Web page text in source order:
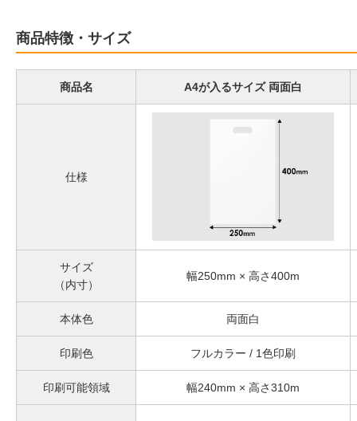
商品特徴・サイズ
商品名 A4が入るサイズ 両面白
仕様
サイズ
（内寸）
幅250mm × 高さ400m
本体色 両面白
印刷色 フルカラー / 1色印刷
印刷可能領域 幅240mm × 高さ310m